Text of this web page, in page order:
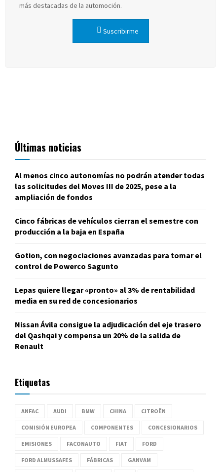
más destacadas de la automoción.
Suscribirme
Últimas noticias
Al menos cinco autonomías no podrán atender todas
las solicitudes del Moves III de 2025, pese a la
ampliación de fondos
Cinco fábricas de vehículos cierran el semestre con
producción a la baja en España
Gotion, con negociaciones avanzadas para tomar el
control de Powerco Sagunto
Lepas quiere llegar «pronto» al 3% de rentabilidad
media en su red de concesionarios
Nissan Ávila consigue la adjudicación del eje trasero
del Qashqai y compensa un 20% de la salida de
Renault
Etiquetas
ANFAC AUDI BMW CHINA CITROËN
COMISIÓN EUROPEA COMPONENTES CONCESIONARIOS
EMISIONES FACONAUTO FIAT FORD
FORD ALMUSSAFES FÁBRICAS GANVAM